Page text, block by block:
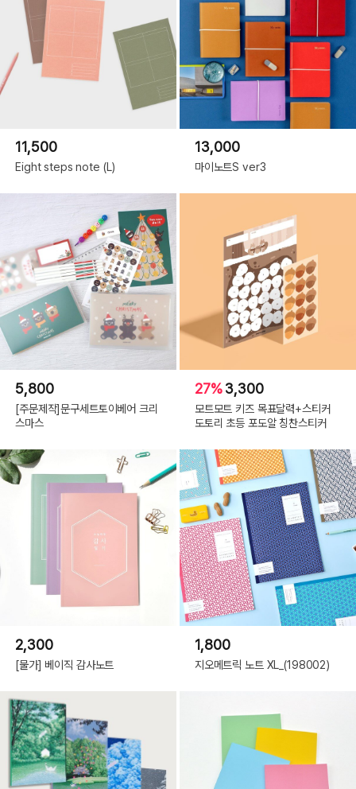
11,500
Eight steps note (L)
13,000
마이노트S ver3
5,800
[주문제작]문구세트토이베어 크리
스마스
27%3,300
모트모트 키즈 목표달력+스티커
도토리 초등 포도알 칭찬스티커
2,300
[물가] 베이직 감사노트
1,800
지오메트릭 노트 XL_(198002)